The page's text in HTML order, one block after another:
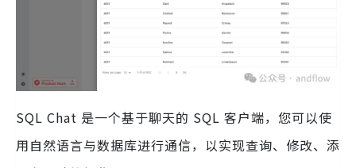
SQL Chat 是一个基于聊天的 SQL 客户端，您可以使
用自然语言与数据库进行通信，以实现查询、修改、添